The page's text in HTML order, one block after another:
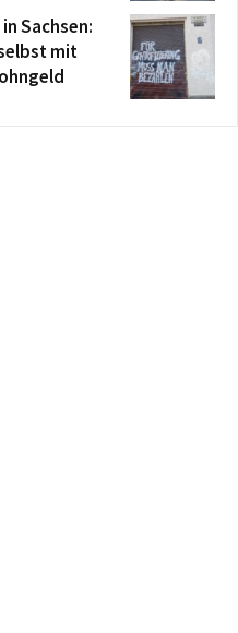
Sachsen:
mit